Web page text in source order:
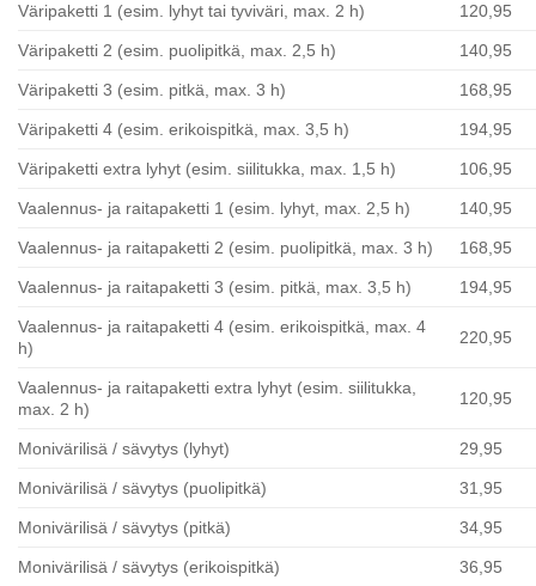
Väripaketti 1 (esim. lyhyt tai tyviväri, max. 2 h) 120,95
Väripaketti 2 (esim. puolipitkä, max. 2,5 h) 140,95
Väripaketti 3 (esim. pitkä, max. 3 h) 168,95
Väripaketti 4 (esim. erikoispitkä, max. 3,5 h) 194,95
Väripaketti extra lyhyt (esim. siilitukka, max. 1,5 h) 106,95
Vaalennus- ja raitapaketti 1 (esim. lyhyt, max. 2,5 h) 140,95
Vaalennus- ja raitapaketti 2 (esim. puolipitkä, max. 3 h) 168,95
Vaalennus- ja raitapaketti 3 (esim. pitkä, max. 3,5 h) 194,95
Vaalennus- ja raitapaketti 4 (esim. erikoispitkä, max. 4
h)
220,95
Vaalennus- ja raitapaketti extra lyhyt (esim. siilitukka,
max. 2 h)
120,95
Monivärilisä / sävytys (lyhyt) 29,95
Monivärilisä / sävytys (puolipitkä) 31,95
Monivärilisä / sävytys (pitkä) 34,95
Monivärilisä / sävytys (erikoispitkä) 36,95